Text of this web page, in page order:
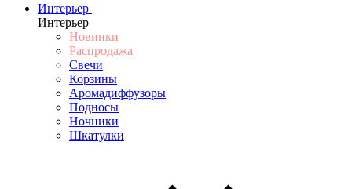
Интерьер
Интерьер
Новинки
Распродажа
Свечи
Корзины
Аромадиффузоры
Подносы
Ночники
Шкатулки